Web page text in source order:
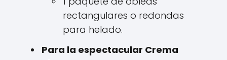
rectangulares o redondas
para helado.
Para la espectacular Crema